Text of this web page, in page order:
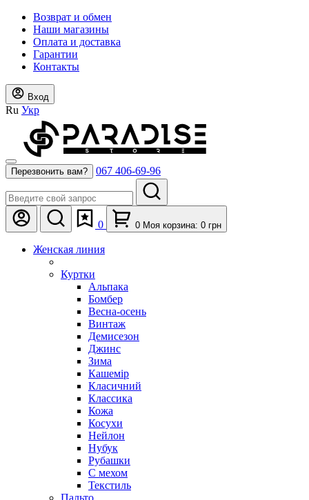
Возврат и обмен
Наши магазины
Оплата и доставка
Гарантии
Контакты
Вход
Ru Укр
Перезвонить вам? 067 406-69-96
0 0 Моя корзина: 0 грн
Женская линия
Куртки
Альпака
Бомбер
Весна-осень
Винтаж
Демисезон
Джинс
Зима
Кашемір
Класичний
Классика
Кожа
Косухи
Нейлон
Нубук
Рубашки
С мехом
Текстиль
Пальто